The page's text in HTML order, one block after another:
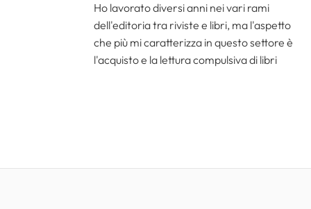
Ho lavorato diversi anni nei vari rami
dell'editoria tra riviste e libri, ma l'aspetto
che più mi caratterizza in questo settore è
l'acquisto e la lettura compulsiva di libri